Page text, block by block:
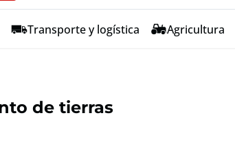
Transporte y logística Agricultura
de tierras